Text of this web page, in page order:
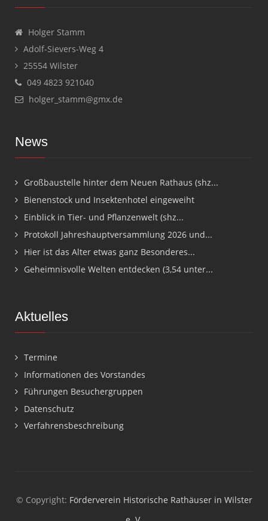
Holger Stamm
Adolf-Sievers-Weg 4
25554 Wilster
049 4823 921040
holger_stamm@gmx.de
News
Großbaustelle hinter dem Neuen Rathaus (shz...
Bienenstock und Insektenhotel eingeweiht
Einblick in Tier- und Pflanzenwelt (shz...
Protokoll Jahreshauptversammlung 2026 und...
Hier ist das Alter etwas ganz Besonderes...
Geheimnisvolle Welten entdecken (3,54 unter...
Aktuelles
Termine
Informationen des Vorstandes
Führungen Besuchergruppen
Datenschutz
Verfahrensbeschreibung
© Copyright: Förderverein Historische Rathäuser in Wilster